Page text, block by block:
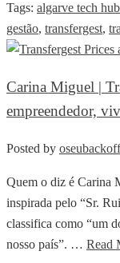
Tags: algarve tech
gestão, transfergest,
Carina Miguel |
empreendedor,
Posted by
Quem o diz é Carina
inspirada pelo “Sr.
classifica como “um
nosso país”. … Read